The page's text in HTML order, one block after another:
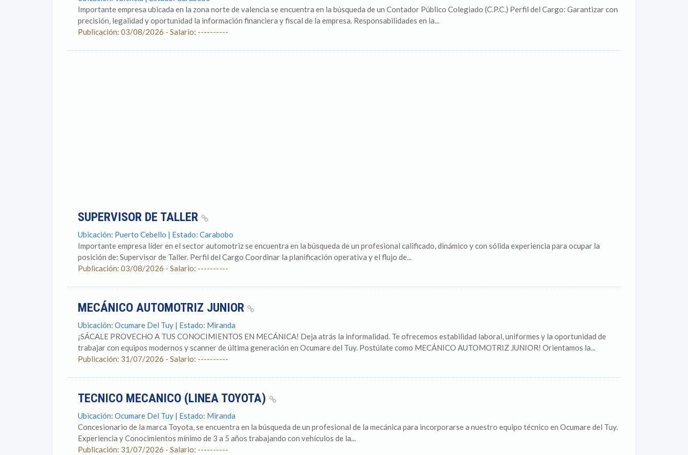
Importante empresa ubicada en la zona norte de valencia se encuentra en la búsqueda de un Contador Público Colegiado (C.P.C.) Perfil del Cargo: Garantizar con
precisión, legalidad y oportunidad la información financiera y fiscal de la empresa. Responsabilidades en la...
Publicación: 03/08/2026 - Salario: ----------
SUPERVISOR DE TALLER
Ubicación: Puerto Cebello | Estado: Carabobo
Importante empresa líder en el sector automotriz se encuentra en la búsqueda de un profesional calificado, dinámico y con sólida experiencia para ocupar la
posición de: Supervisor de Taller. Perfil del Cargo Coordinar la planificación operativa y el flujo de...
Publicación: 03/08/2026 - Salario: ----------
MECÁNICO AUTOMOTRIZ JUNIOR
Ubicación: Ocumare Del Tuy | Estado: Miranda
¡SÁCALE PROVECHO A TUS CONOCIMIENTOS EN MECÁNICA! Deja atrás la informalidad. Te ofrecemos estabilidad laboral, uniformes y la oportunidad de
trabajar con equipos modernos y scanner de última generación en Ocumare del Tuy. Postúlate como MECÁNICO AUTOMOTRIZ JUNIOR! Orientamos la...
Publicación: 31/07/2026 - Salario: ----------
TECNICO MECANICO (LINEA TOYOTA)
Ubicación: Ocumare Del Tuy | Estado: Miranda
Concesionario de la marca Toyota, se encuentra en la búsqueda de un profesional de la mecánica para incorporarse a nuestro equipo técnico en Ocumare del Tuy.
Experiencia y Conocimientos mínimo de 3 a 5 años trabajando con vehículos de la...
Publicación: 31/07/2026 - Salario: ----------